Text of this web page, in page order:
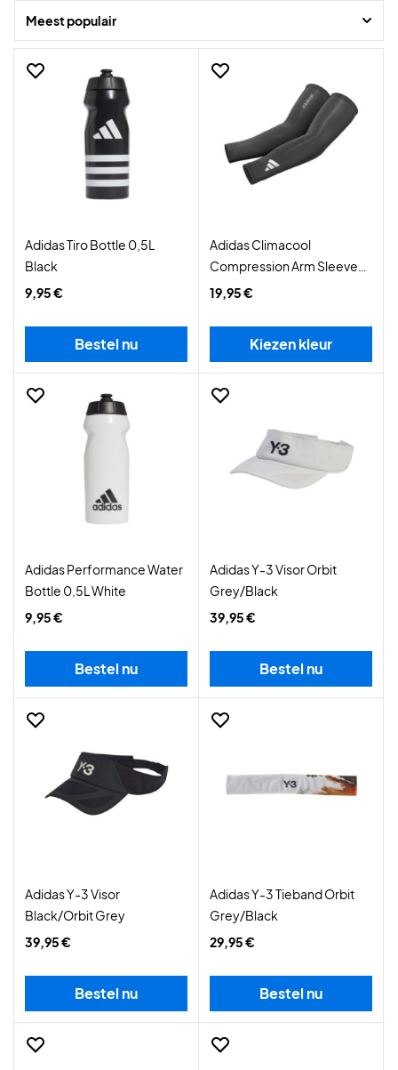
Meest populair
Adidas Tiro Bottle 0,5L
Black
9,95 €
Bestel nu
Adidas Climacool
Compression Arm Sleeves
Black
19,95 €
Kiezen kleur
Adidas Performance Water
Bottle 0,5L White
9,95 €
Bestel nu
Adidas Y-3 Visor Orbit
Grey/Black
39,95 €
Bestel nu
Adidas Y-3 Visor
Black/Orbit Grey
39,95 €
Bestel nu
Adidas Y-3 Tieband Orbit
Grey/Black
29,95 €
Bestel nu